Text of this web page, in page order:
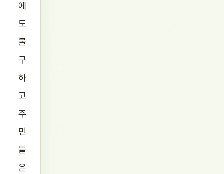
에
도
불
구
하
고
주
민
들
은